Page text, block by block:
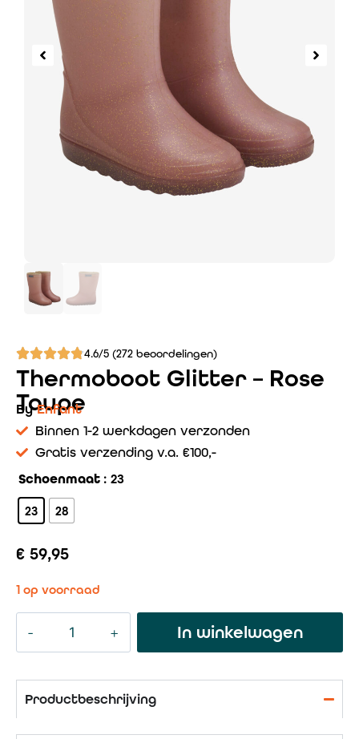
4.6/5 (272 beoordelingen)
Thermoboot Glitter – Rose
Taupe
ByEnfant
Binnen 1-2 werkdagen verzonden
Gratis verzending v.a. €100,-
Schoenmaat : 23
23 28
€ 59,95
1 op voorraad
In winkelwagen
Productbeschrijving